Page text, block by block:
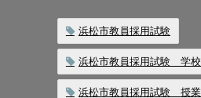
浜松市教員採用試験
浜松市教員採用試験 学校
浜松市教員採用試験 授